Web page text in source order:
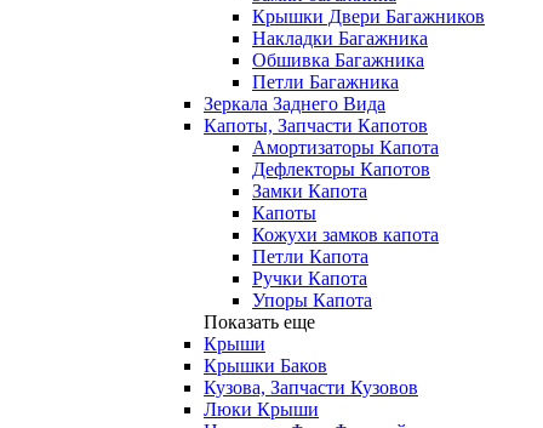
Крышки Двери Багажников
Накладки Багажника
Обшивка Багажника
Петли Багажника
Зеркала Заднего Вида
Капоты, Запчасти Капотов
Амортизаторы Капота
Дефлекторы Капотов
Замки Капота
Капоты
Кожухи замков капота
Петли Капота
Ручки Капота
Упоры Капота
Показать еще
Крыши
Крышки Баков
Кузова, Запчасти Кузовов
Люки Крыши